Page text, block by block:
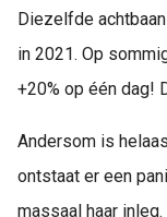
Diezelfde
in 2021. Op
+20% op één dag!
Andersom is
ontstaat er een
massaal haar